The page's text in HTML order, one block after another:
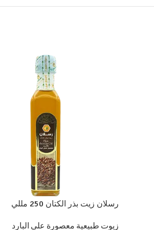
رسلان زيت بذر الكتان 250 مللي
زيوت طبيعية معصورة على البارد